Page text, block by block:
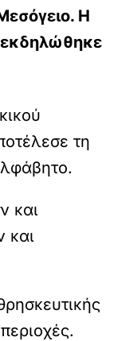
Η
εκδηλώθηκε
τη
και
και